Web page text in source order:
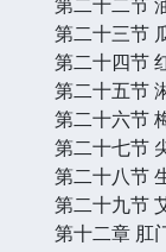
第二十三节
第二十四节
第二十五节
第二十六节
第二十七节
第二十八节
第二十九节
第十二章 肛